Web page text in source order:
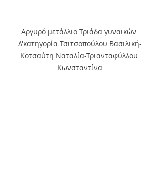
Αργυρό μετάλλιο Τριάδα γυναικών
Δ'κατηγορία Τσιτσοπούλου Βασιλική-
Κοτσαύτη Ναταλία-Τριανταφύλλου
Κωνσταντίνα